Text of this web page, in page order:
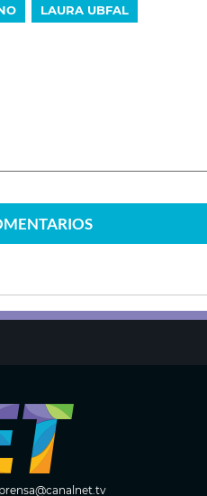
LAURA UBFAL
prensa@canalnet.tv